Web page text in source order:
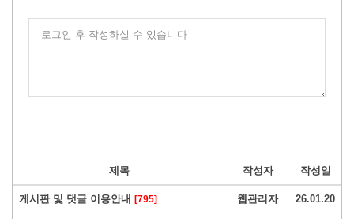
로그인 후 작성하실 수 있습니다
제목 작성자 작성일
게시판 및 댓글 이용안내 [795] 웹관리자 26.01.20